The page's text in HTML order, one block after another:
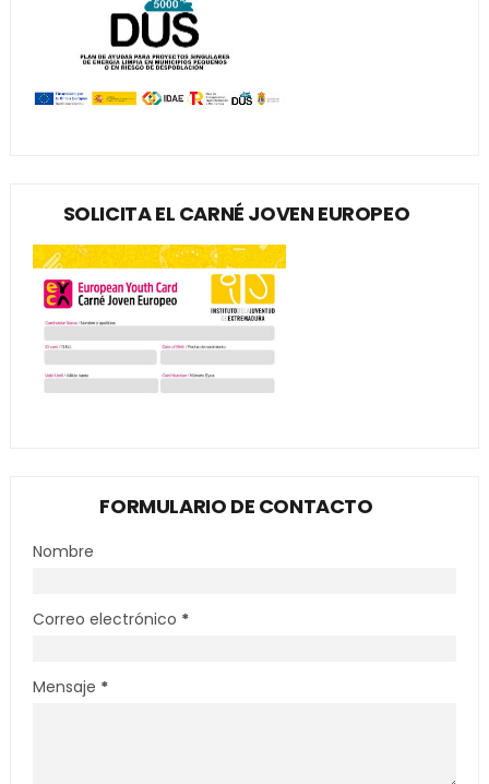
SOLICITA EL CARNÉ JOVEN EUROPEO
FORMULARIO DE CONTACTO
Nombre
Correo electrónico *
Mensaje *